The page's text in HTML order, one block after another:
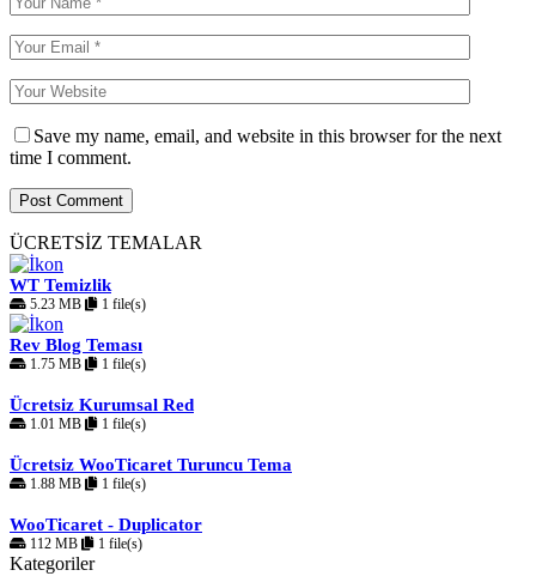
Save my name, email, and website in this browser for the next
time I comment.
ÜCRETSİZ TEMALAR
WT Temizlik
5.23 MB 1 file(s)
Rev Blog Teması
1.75 MB 1 file(s)
Ücretsiz Kurumsal Red
1.01 MB 1 file(s)
Ücretsiz WooTicaret Turuncu Tema
1.88 MB 1 file(s)
WooTicaret - Duplicator
112 MB 1 file(s)
Kategoriler